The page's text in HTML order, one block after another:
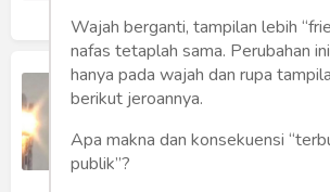
Tekno
Gaya
Wisata
Wanita
Satelit Facebook
"Kambing Hitam",
Jumat 9 Sep, 2016
Wajah berganti, tampilan lebih
nafas tetaplah sama. Perubahan
hanya pada wajah dan rupa
berikut jeroannya.
Apa makna dan konsekuensi
publik”?